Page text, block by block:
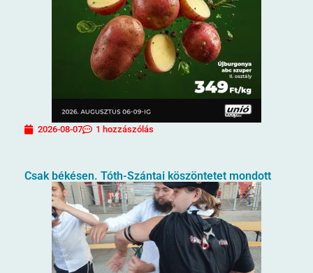
2026-08-07 1 hozzászólás
Csak békésen. Tóth-Szántai köszöntetet mondott